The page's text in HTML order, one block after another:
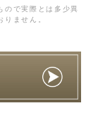
ので実際とは多少異
ません。